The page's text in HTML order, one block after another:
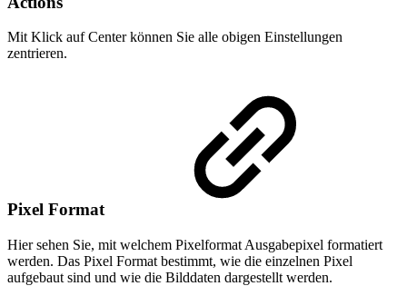
Mit Klick auf Center können Sie alle obigen Einstellungen
zentrieren.
Pixel Format
Hier sehen Sie, mit welchem Pixelformat Ausgabepixel formatiert
werden. Das Pixel Format bestimmt, wie die einzelnen Pixel
aufgebaut sind und wie die Bilddaten dargestellt werden.